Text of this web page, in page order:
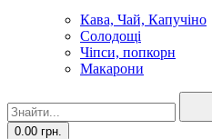
Кава, Чай, Капучіно
Солодощі
Чіпси, попкорн
Макарони
0.00 грн.